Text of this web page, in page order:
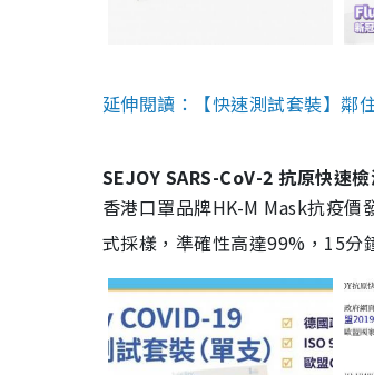
延伸閱讀：【快速測試套裝】鄰
SEJOY SARS-CoV-2 抗原快速檢
香港口罩品牌HK-M Mask抗疫
式採樣，準確性高達99%，15分